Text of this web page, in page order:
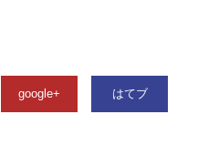
google+ はてブ